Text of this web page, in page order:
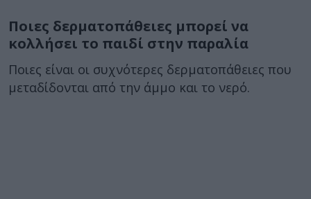
Ποιες δερματοπάθειες μπορεί να
κολλήσει το παιδί στην παραλία
Ποιες είναι οι συχνότερες δερματοπάθειες που
μεταδίδονται από την άμμο και το νερό.